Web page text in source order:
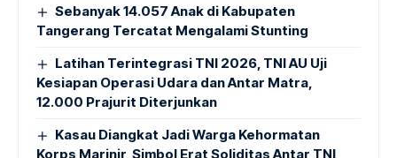
Sebanyak 14.057 Anak di Kabupaten
Tangerang Tercatat Mengalami Stunting
Latihan Terintegrasi TNI 2026, TNI AU Uji
Kesiapan Operasi Udara dan Antar Matra,
12.000 Prajurit Diterjunkan
Kasau Diangkat Jadi Warga Kehormatan
Korps Marinir, Simbol Erat Soliditas Antar TNI